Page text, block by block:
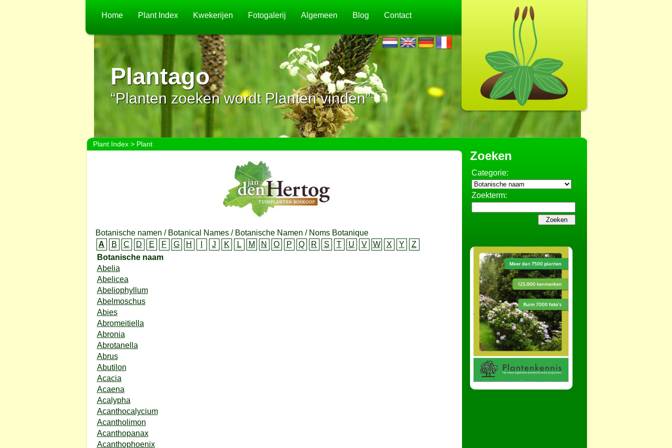
Home Plant Index Kwekerijen Fotogalerij Algemeen Blog Contact
Plantago
“Planten zoeken wordt Planten vinden”
Plant Index> Plant
Botanische namen / Botanical Names / Botanische Namen / Noms Botanique
A
B C D E F G H J K L M N O P Q R S T U V W X Y
Z
Botanische naam
Abelia
Abelicea
Abeliophyllum
Abelmoschus
Abies
Abromeitiella
Abronia
Abrotanella
Abrus
Abutilon
Acacia
Acaena
Acalypha
Acanthocalycium
Acantholimon
Acanthopanax
Acanthophoenix
Zoeken
Categorie:
Zoekterm: